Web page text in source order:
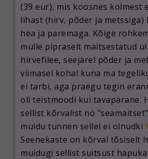
(39 eur), mis koosnes kolmest
lihast (hirv, põder ja metssiga)
hea ja paremaga. Kõige
mulle pipraselt maitsestatud
hirvefilee, seejärel põder ja
viimasel kohal kuna ma
ei tarbi, aga praegu tegin
oli teistmoodi kui tavapärane.
sellist kõrvalist nö
muidu tunnen sellel ei olnudki
Seenekaste on kõrval tõsiselt
muidugi sellist suitsust